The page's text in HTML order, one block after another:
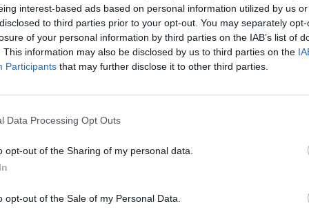
interest-based ads based on personal information utilized by us
to third parties prior to your opt-out. You may separately
of your personal information by third parties on the IAB’s list of
This information may also be disclosed by us to third parties on the
Participants that may further disclose it to other third parties.
Data Processing Opt Outs
opt-out of the Sharing of my personal data.
opt-out of the Sale of my Personal Data.
Das Albergo Al Gallo Forcello ist ein gemütliches 3- Sterne-
Entfernung von der Österreichischen Grenze, in herrlicher
einen erholsamen Urlaub zu jeder Zeit des Jahres...
Best Western Hotel Continental